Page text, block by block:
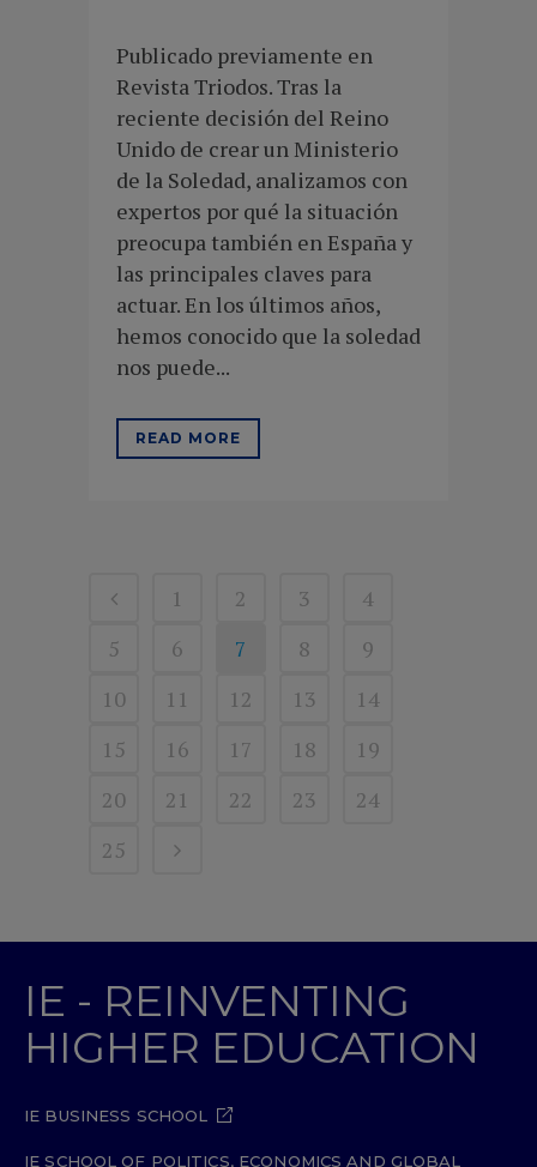
Publicado previamente en
Revista Triodos. Tras la
reciente decisión del Reino
Unido de crear un Ministerio
de la Soledad, analizamos con
expertos por qué la situación
preocupa también en España y
las principales claves para
actuar. En los últimos años,
hemos conocido que la soledad
nos puede...
READ MORE
1 2 3
4
5
6 7 8
9
10
11 12 13
14
15
16 17 18
19
20
21 22 23
24
25
IE - REINVENTING
HIGHER EDUCATION
IE BUSINESS SCHOOL
IE SCHOOL OF POLITICS, ECONOMICS AND GLOBAL